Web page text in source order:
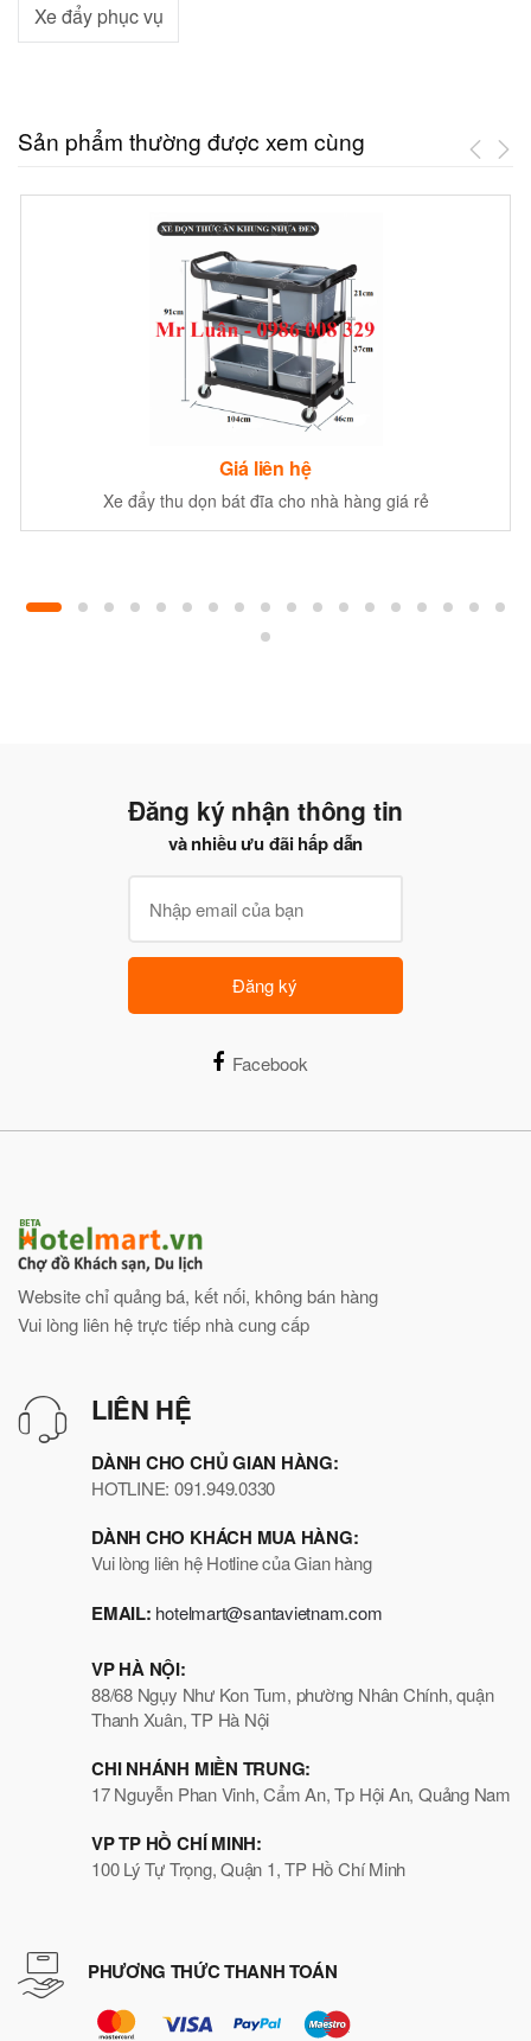
Xe đẩy phục vụ
Sản phẩm thường được xem cùng
Giá liên hệ
Xe đẩy thu dọn bát đĩa cho nhà hàng giá rẻ
Đăng ký nhận thông tin
và nhiều ưu đãi hấp dẫn
Đăng ký
Facebook
Website chỉ quảng bá, kết nối, không bán hàng
Vui lòng liên hệ trực tiếp nhà cung cấp
LIÊN HỆ
DÀNH CHO CHỦ GIAN HÀNG:
HOTLINE: 091.949.0330
DÀNH CHO KHÁCH MUA HÀNG:
Vui lòng liên hệ Hotline của Gian hàng
EMAIL: hotelmart@santavietnam.com
VP HÀ NỘI:
88/68 Ngụy Như Kon Tum, phường Nhân Chính, quận
Thanh Xuân, TP Hà Nội
CHI NHÁNH MIỀN TRUNG:
17 Nguyễn Phan Vinh, Cẩm An, Tp Hội An, Quảng Nam
VP TP HỒ CHÍ MINH:
100 Lý Tự Trọng, Quận 1, TP Hồ Chí Minh
PHƯƠNG THỨC THANH TOÁN